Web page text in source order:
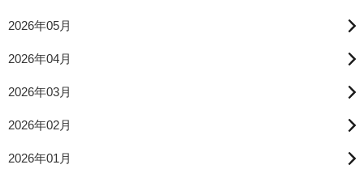
2026年05月
2026年04月
2026年03月
2026年02月
2026年01月